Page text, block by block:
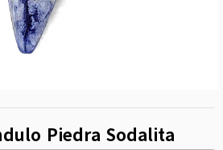
Piedra Sodalita